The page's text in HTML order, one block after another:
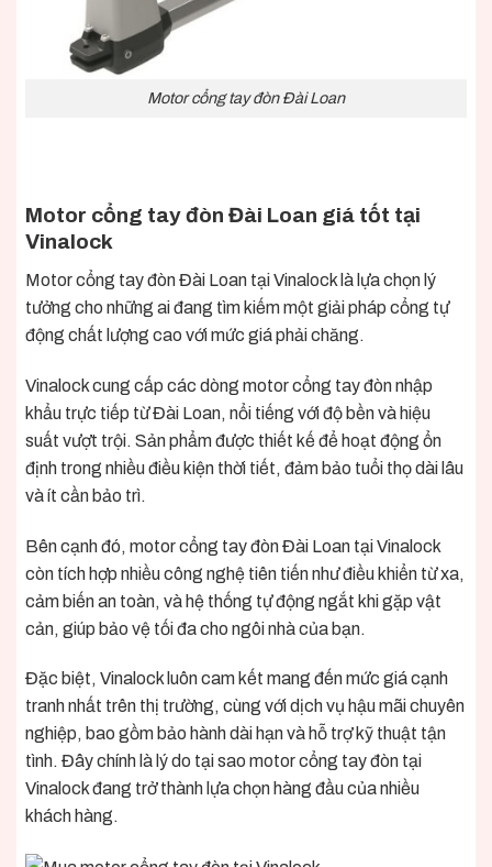
Motor cổng tay đòn Đài Loan
Motor cổng tay đòn Đài Loan giá tốt tại
Vinalock
Motor cổng tay đònĐài Loan tại Vinalock là lựa chọn lý
tưởng cho những ai đang tìm kiếm một giải pháp cổng tự
động chất lượng cao với mức giá phải chăng.
Vinalock cung cấp các dòng motor cổng tay đòn nhập
khẩu trực tiếp từ Đài Loan, nổi tiếng với độ bền và hiệu
suất vượt trội. Sản phẩm được thiết kế để hoạt động ổn
định trong nhiều điều kiện thời tiết, đảm bảo tuổi thọ dài lâu
và ít cần bảo trì.
Bên cạnh đó, motor cổng tay đòn Đài Loan tại Vinalock
còn tích hợp nhiều công nghệ tiên tiến như điều khiển từ xa,
cảm biến an toàn, và hệ thống tự động ngắt khi gặp vật
cản, giúp bảo vệ tối đa cho ngôi nhà của bạn.
Đặc biệt, Vinalock luôn cam kết mang đến mức giá cạnh
tranh nhất trên thị trường, cùng với dịch vụ hậu mãi chuyên
nghiệp, bao gồm bảo hành dài hạn và hỗ trợ kỹ thuật tận
tình. Đây chính là lý do tại sao motor cổng tay đòn tại
Vinalock đang trở thành lựa chọn hàng đầu của nhiều
khách hàng.